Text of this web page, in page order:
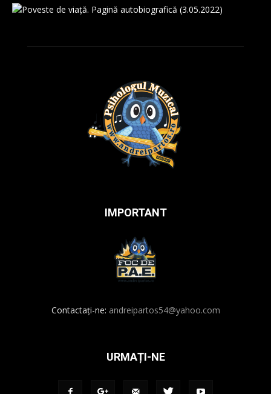
IMPORTANT
Contactați-ne: andreipartos54@yahoo.com
URMAȚI-NE